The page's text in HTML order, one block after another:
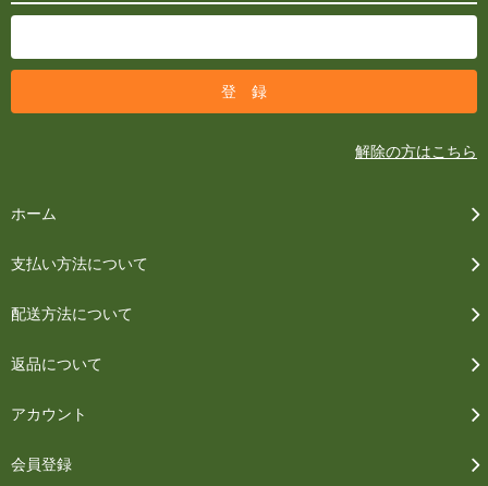
解除の方はこちら
ホーム
支払い方法について
配送方法について
返品について
アカウント
会員登録